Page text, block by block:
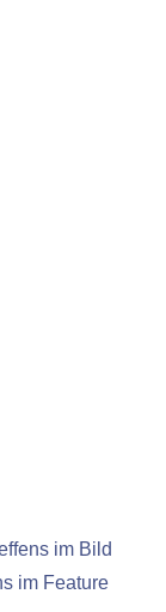
im Bild
im Feature